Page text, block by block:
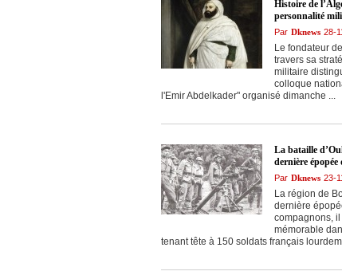
Histoire de
personnalité
Par Dknews 28-
Le fondateur
travers sa
militaire
colloque
l'Emir Abdelkader" organisé dimanche ...
La bataille
dernière
Par Dknews 23-
La région de
dernière
compagnons,
mémorable
tenant tête à 150 soldats français